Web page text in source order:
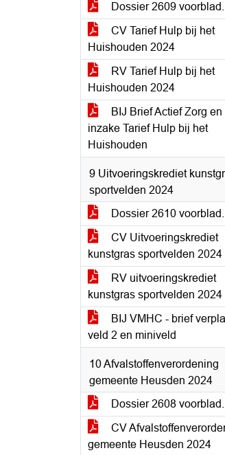
Dossier 2609
CV Tarief Hulp bij het
Huishouden 2024
RV Tarief Hulp bij het
Huishouden 2024
BIJ Brief Actief Zorg en
inzake Tarief Hulp bij het
Huishouden
9 Uitvoeringskrediet
sportvelden 2024
Dossier 2610
CV Uitvoeringskrediet
kunstgras sportvelden 2024
RV uitvoeringskrediet
kunstgras sportvelden 2024
BIJ VMHC - brief
veld 2 en miniveld
10 Afvalstoffenverordening
gemeente Heusden 2024
Dossier 2608
CV
gemeente Heusden 2024